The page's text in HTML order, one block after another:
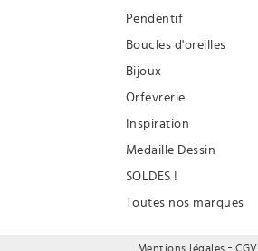
Pendentif
Boucles d'oreilles
Bijoux
Orfevrerie
Inspiration
Medaille Dessin
SOLDES !
Toutes nos marques
Mentions légales CGV